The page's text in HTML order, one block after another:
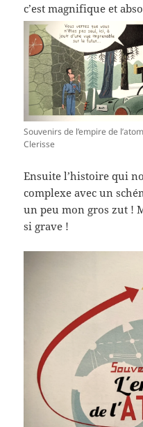
c’est magnifique et
Souvenirs de l’empire de
Clerisse
Ensuite l’histoire qui
complexe avec un
un peu mon gros zut !
si grave !